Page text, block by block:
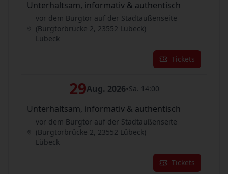
Unterhaltsam, informativ & authentisch
vor dem Burgtor auf der Stadtaußenseite
(Burgtorbrücke 2, 23552 Lübeck)
Lübeck
Tickets
29Aug. 2026•Sa. 14:00
Unterhaltsam, informativ & authentisch
vor dem Burgtor auf der Stadtaußenseite
(Burgtorbrücke 2, 23552 Lübeck)
Lübeck
Tickets